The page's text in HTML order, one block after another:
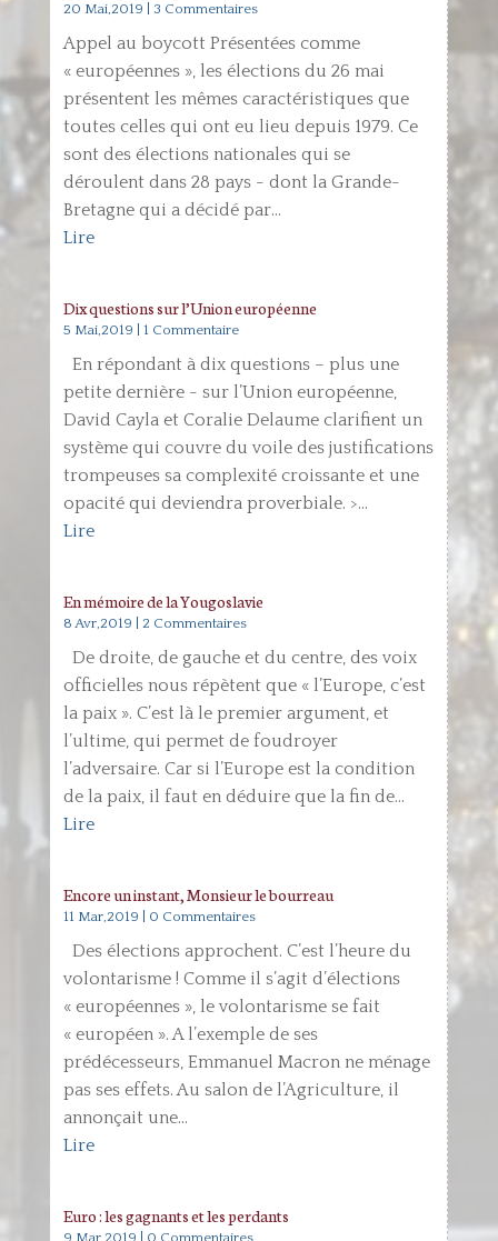
20 Mai,2019 | 3 Commentaires
Appel au boycott Présentées comme
« européennes », les élections du 26 mai
présentent les mêmes caractéristiques que
toutes celles qui ont eu lieu depuis 1979. Ce
sont des élections nationales qui se
déroulent dans 28 pays - dont la Grande-
Bretagne qui a décidé par...
Lire
Dix questions sur l’Union européenne
5 Mai,2019 | 1 Commentaire
En répondant à dix questions – plus une
petite dernière - sur l’Union européenne,
David Cayla et Coralie Delaume clarifient un
système qui couvre du voile des justifications
trompeuses sa complexité croissante et une
opacité qui deviendra proverbiale. >...
Lire
En mémoire de la Yougoslavie
8 Avr,2019 | 2 Commentaires
De droite, de gauche et du centre, des voix
officielles nous répètent que « l’Europe, c’est
la paix ». C’est là le premier argument, et
l’ultime, qui permet de foudroyer
l’adversaire. Car si l’Europe est la condition
de la paix, il faut en déduire que la fin de...
Lire
Encore un instant, Monsieur le bourreau
11 Mar,2019 | 0 Commentaires
Des élections approchent. C’est l’heure du
volontarisme ! Comme il s’agit d’élections
« européennes », le volontarisme se fait
« européen ». A l’exemple de ses
prédécesseurs, Emmanuel Macron ne ménage
pas ses effets. Au salon de l’Agriculture, il
annonçait une...
Lire
Euro : les gagnants et les perdants
9 Mar,2019 | 0 Commentaires